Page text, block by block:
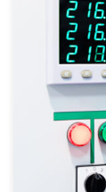
Elektrické
kalibraci ±(%